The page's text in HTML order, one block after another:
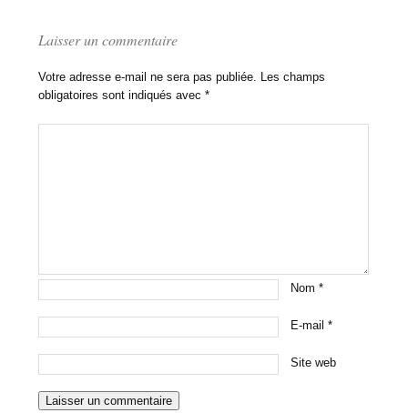
Laisser un commentaire
Votre adresse e-mail ne sera pas publiée.
Les champs
obligatoires sont indiqués avec*
Nom*
E-mail*
Site web